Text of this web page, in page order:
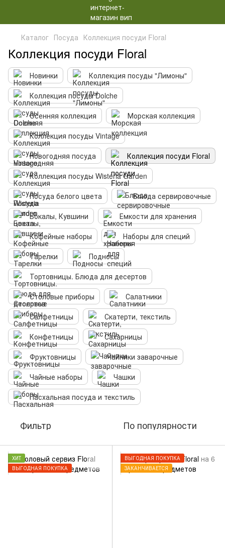
Каталог Посуда Коллекция посуди Floral
Коллекция посуди Floral
Новинки
Коллекция посуды "Лимоны"
Коллекция посуды Dolche
Осенняя коллекция
Морская коллекция
Коллекция посуды Vintage
Новогодняя посуда
Коллекция посуди Floral
Коллекция посуды Wisteria Garden
Посуда белого цвета
Блюда сервировочные
Бокалы, Кувшини
Емкости для хранения
Кофейные наборы
Наборы для специй
Тарелки
Подносы
Тортовницы. Блюда для десертов
Столовые приборы
Салатники
Салфетницы
Скатерти, текстиль
Конфетницы
Сахарницы
Фруктовницы
Чайники заварочные
Чайные наборы
Чашки
Пасхальная посуда и текстиль
Фильтр По популярности
ХИТ
ВЫГОДНАЯ ПОКУПКА
ВЫГОДНАЯ ПОКУПКА
ЗАКАНЧИВАЕТСЯ